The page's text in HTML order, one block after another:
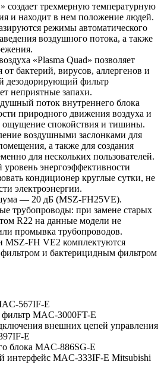
создает трехмерную температурную
и находит в нем положение людей.
режимы автоматического
воздушного потока, а также
«Plasma Quad» позволяет
от бактерий, вирусов, аллергенов и
дезодорирующий фильтр
неприятные запахи.
поток внутреннего блока
природного движения воздуха и
ощущение спокойствия и тишины.
воздушными заслонками для
а также для создания
для нескольких пользователей.
энергоэффективности
кондиционер круглые сутки, не
электроэнергии.
— 20 дБ (MSZ-FH25VE).
трубопроводы: при замене старых
R22 на данные модели не
промывка трубопроводов.
MSZ-FH VE2 комплектуются
и бактерицидным фильтром
567IF-E
MAC-3000FT-E
внешних цепей управления
E
блока MAC-886SG-E
интерфейс MAC-333IF-E Mitsubishi